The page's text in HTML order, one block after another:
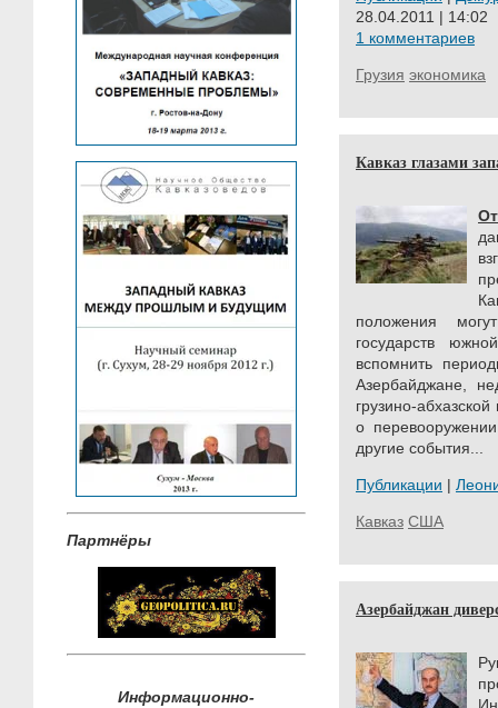
Партнёры
Информационно-
28.04.2011 | 14:02
1 комментариев
Грузия экономика
Кавказ глазами
положения
государств
вспомнить
Азербайджане,
грузино-
о
другие события...
Публикации |
Кавказ США
Азербайджан